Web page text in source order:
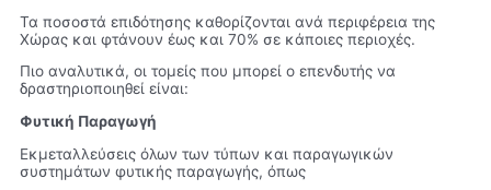
Τα ποσοστά επιδότησης καθορίζονται ανά περιφέρεια της
Χώρας και φτάνουν έως και 70% σε κάποιες περιοχές.
Πιο αναλυτικά, οι τομείς που μπορεί ο επενδυτής να
δραστηριοποιηθεί είναι:
Φυτική Παραγωγή
Εκμεταλλεύσεις όλων των τύπων και παραγωγικών
συστημάτων φυτικής παραγωγής, όπως